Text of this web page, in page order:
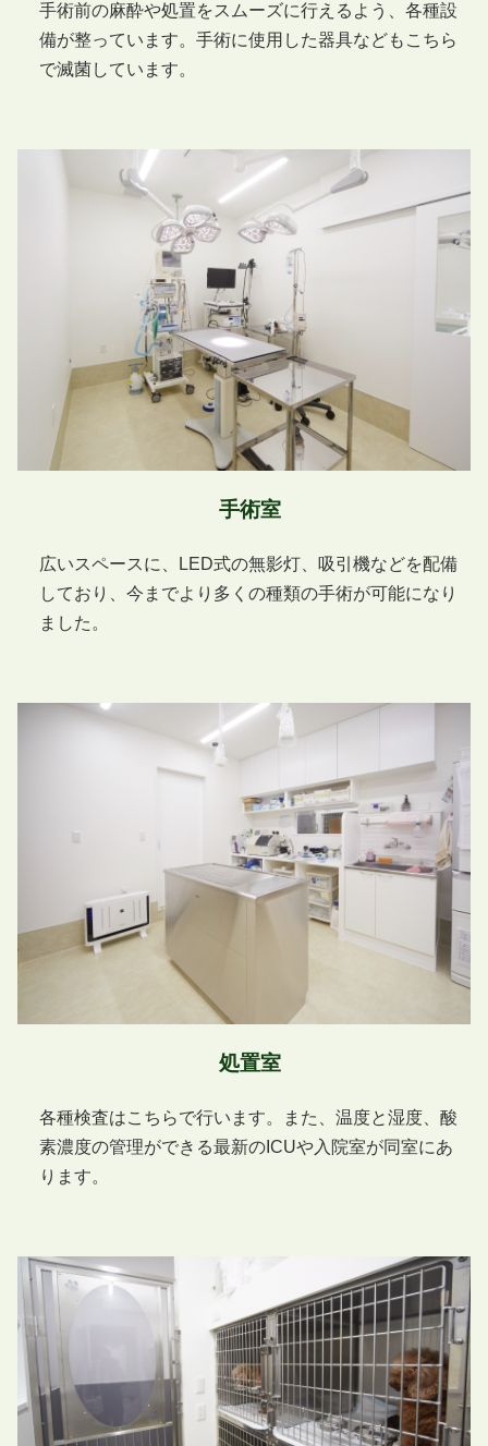
手術前の麻酔や処置をスムーズに行えるよう、各種設
備が整っています。手術に使用した器具などもこちら
で滅菌しています。
手術室
広いスペースに、LED式の無影灯、吸引機などを配備
しており、今までより多くの種類の手術が可能になり
ました。
処置室
各種検査はこちらで行います。また、温度と湿度、酸
素濃度の管理ができる最新のICUや入院室が同室にあ
ります。